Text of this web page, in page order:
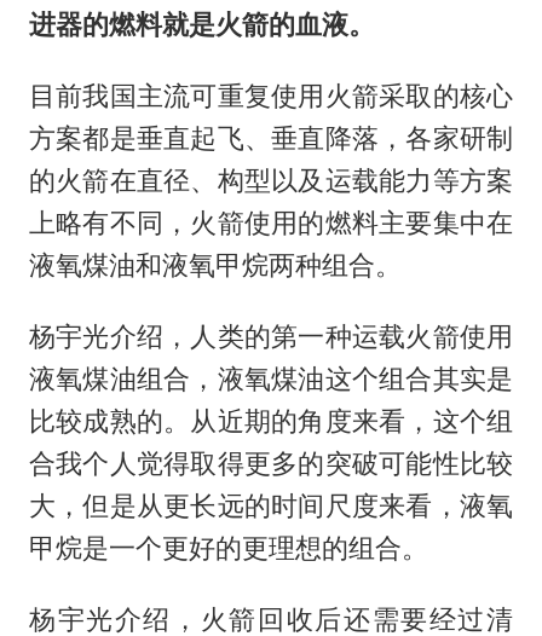
进器的燃料就是火箭的血液。
目前我国主流可重复使用火箭采取的核心
方案都是垂直起飞、垂直降落，各家研制
的火箭在直径、构型以及运载能力等方案
上略有不同，火箭使用的燃料主要集中在
液氧煤油和液氧甲烷两种组合。
杨宇光介绍，人类的第一种运载火箭使用
液氧煤油组合，液氧煤油这个组合其实是
比较成熟的。从近期的角度来看，这个组
合我个人觉得取得更多的突破可能性比较
大，但是从更长远的时间尺度来看，液氧
甲烷是一个更好的更理想的组合。
杨宇光介绍，火箭回收后还需要经过清